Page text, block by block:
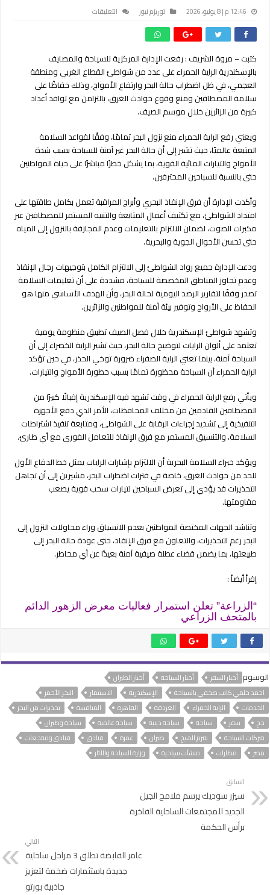
12:46 م | 8 يوليو، 2026 توريزم نيوز التعليقات
على
شواطئ
الإسكندرية
والعجمي
وتحذيرات
نزول
البحر
مغلقة
كتبت – مروة الشريف :رفعت الإدارة المركزية للسياحة والمصايف
بالإسكندرية الراية الحمراء على عدد من شواطئ القطاع الغربي ومنطقة
العجمي، في ظل اضطراب حالة البحر وارتفاع الأمواج، وذلك حفاظًا على
سلامة المصطافين ومنع وقوع حوادث الغرق، بالتزامن مع توافد أعداد
كبيرة من الزائرين خلال موسم الصيف.
ويعني رفع الراية الحمراء منع نزول البحر تمامًا، وفقًا لقواعد السلامة
المتبعة عالميًا، حيث تشير إلى أن حالة البحر غير آمنة للسباحة بسبب شدة
الأمواج والتيارات المائية القوية، بما يشكل خطرًا مباشرًا على حياة المواطنين
حتى بالنسبة للسباحين المحترفين.
وأكدت الإدارة أن فرق الإنقاذ البحري وأبراج المراقبة تعمل بكامل طاقتها على
امتداد الشواطئ، مع تكثيف أعمال المتابعة والتنبيه المستمر للمصطافين عبر
مكبرات الصوت، لضمان الالتزام بالتعليمات وعدم المجازفة بالنزول إلى المياه
حتى تحسن الأحوال الجوية والبحرية.
ودعت الإدارة جميع رواد الشواطئ إلى الالتزام الكامل بتوجيهات رجال الإنقاذ
وعدم تجاوز المناطق المخصصة للسباحة، مشددة على أن تعليمات السلامة
تصدر وفقًا لتقارير الرصد اليومية لحالة البحر، وأن الهدف الأساسي منها هو
الحفاظ على الأرواح وتوفير بيئة آمنة للمواطنين والزائرين.
وتشهد شواطئ الإسكندرية خلال فصل الصيف تطبيق منظومة يومية
تعتمد على ألوان الرايات لتوضيح حالة البحر، حيث تشير الراية الخضراء إلى أن
السباحة آمنة، بينما تعني الراية الصفراء ضرورة توخي الحذر، في حين تؤكد
الراية الحمراء أن السباحة محظورة تمامًا بسبب خطورة الأمواج والتيارات.
ويأتي رفع الراية الحمراء في وقت تشهد فيه الإسكندرية إقبالًا كبيرًا من
المصطافين القادمين من مختلف المحافظات، الأمر الذي دفع الأجهزة
التنفيذية إلى تشديد إجراءات الرقابة على الشواطئ، ومتابعة تنفيذ اشتراطات
السلامة، والتنسيق المستمر مع فرق الإنقاذ للتعامل الفوري مع أي طارئ.
ويؤكد خبراء السلامة البحرية أن الالتزام بإشارات الرايات يمثل خط الدفاع الأول
للحد من حوادث الغرق، خاصة في فترات اضطراب البحر، مشيرين إلى أن تجاهل
التحذيرات قد يؤدي إلى تعرض السباحين لتيارات سحب قوية يصعب
مقاومتها.
وتناشد الجهات المختصة المواطنين بعدم الانسياق وراء محاولات النزول إلى
البحر رغم التحذيرات، والتعاون مع فرق الإنقاذ، حتى عودة حالة البحر إلى
طبيعتها، بما يضمن قضاء عطلة صيفية آمنة بعيدًا عن أي مخاطر.
إقرأ أيضاً :
“الزراعة” تعلن استمرار فعاليات معرض الزهور الدائم
بالمتحف الزراعي
الوسوم أخبار السفر أخبار السياحة
أخبار الطيران
احمد حلمي كاتب صحفي بالسياحة
الإسكندرية الاستثمار
البحر الأحمر
الخدمات
الراية الحمراء الغردقة القاهرة المنافسة
تحذيرات من البحر
حج
سفر سياحة سياحة دينية سياحة عالمية
سياحة وطيران
شركات السياحة
شرم الشيخ طيران عمرة فنادق
فنادق ومنتجعات
مصر
مطارات منشآت سياحية وزارة السياحة والآثار
السابق
سيزر سوديك يرسم ملامح الجيل
الجديد للمجتمعات الساحلية الفاخرة
برأس الحكمة
التالي
عامر القابضة تطلق 3 مراحل ساحلية
جديدة باستثمارات ضخمة لتعزيز
جاذبية بورتو